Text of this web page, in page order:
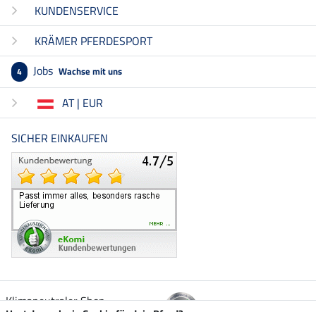
KUNDENSERVICE
KRÄMER PFERDESPORT
4 Jobs Wachse mit uns
AT | EUR
SICHER EINKAUFEN
Klimaneutraler Shop